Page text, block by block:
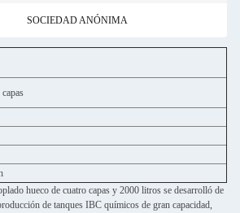
SOCIEDAD ANÓNIMA
hueco de cuatro capas y 2000 litros se desarrolló de
de tanques IBC químicos de gran capacidad,